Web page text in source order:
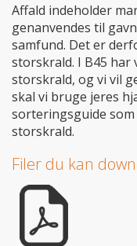
Affald indeholder
genanvendes til
samfund. Det er
storskrald. I B45
storskrald, og vi vil
skal vi bruge jeres
sorteringsguide
storskrald.
Filer du kan